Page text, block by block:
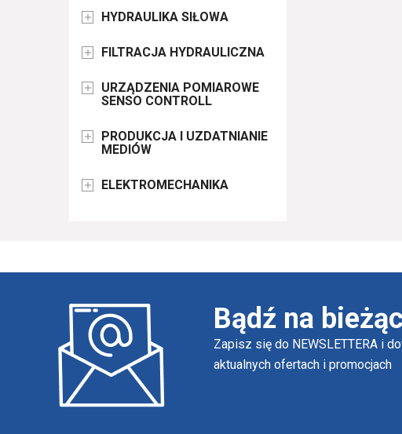
HYDRAULIKA SIŁOWA

FILTRACJA HYDRAULICZNA

URZĄDZENIA POMIAROWE
SENSO CONTROLL

PRODUKCJA I UZDATNIANIE
MEDIÓW

ELEKTROMECHANIKA

Bądź na
Zapisz się do NEWSLETTERA i
aktualnych ofertach i promocjach